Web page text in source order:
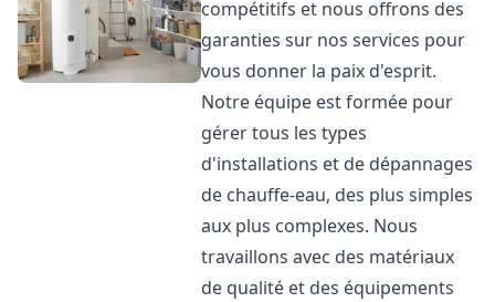
compétitifs et nous offrons des
garanties sur nos services pour
vous donner la paix d'esprit.
Notre équipe est formée pour
gérer tous les types
d'installations et de dépannages
de chauffe-eau, des plus simples
aux plus complexes. Nous
travaillons avec des matériaux
de qualité et des équipements